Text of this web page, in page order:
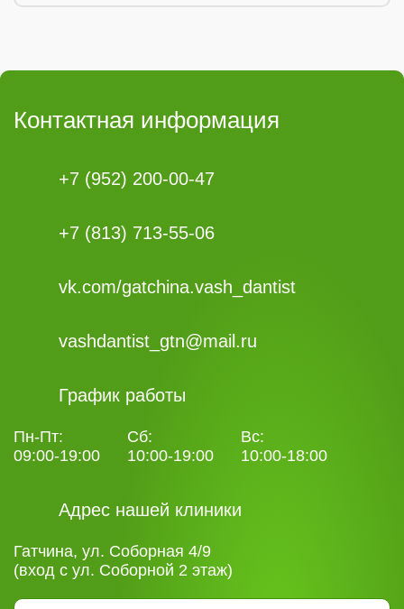
Контактная информация
+7 (952) 200-00-47
+7 (813) 713-55-06
vk.com/gatchina.vash_dantist
vashdantist_gtn@mail.ru
График работы
Пн-Пт:
09:00-19:00
Сб:
10:00-19:00
Вс:
10:00-18:00
Адрес нашей клиники
Гатчина, ул. Соборная 4/9
(вход с ул. Соборной 2 этаж)